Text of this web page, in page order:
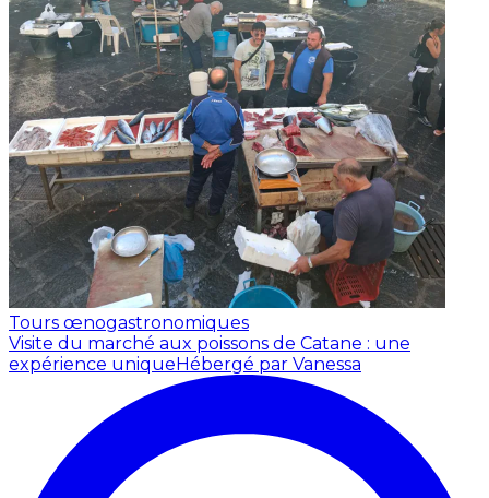
Tours œnogastronomiques
Visite du marché aux poissons de Catane : une
expérience unique Hébergé par Vanessa